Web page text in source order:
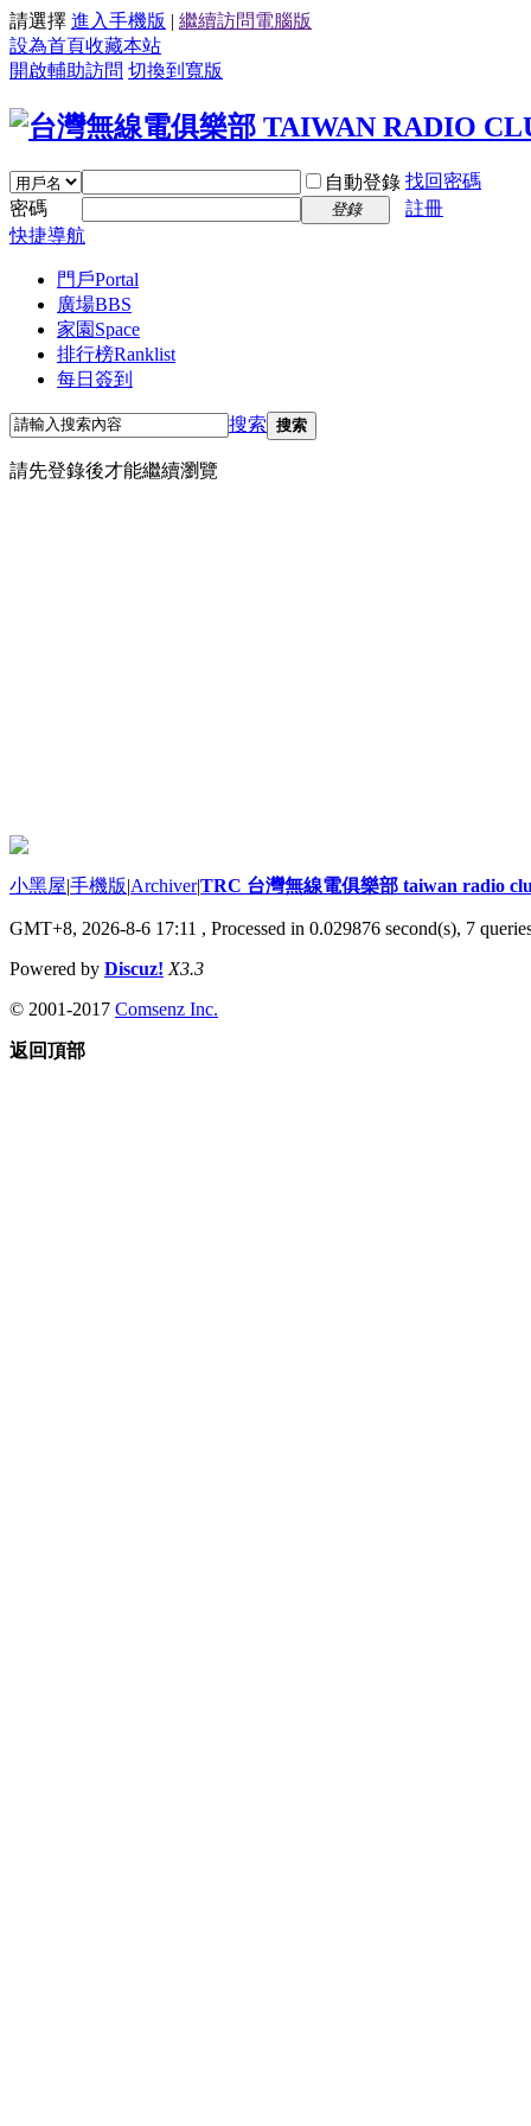
請選擇 進入手機版 | 繼續訪問電腦版
設為首頁收藏本站
開啟輔助訪問 切換到寬版
自動登錄 找回密碼
密碼
登錄
註冊
快捷導航
門戶Portal
廣場BBS
家園 Space
排行榜Ranklist
每日簽到
搜索 搜索
請先登錄後才能繼續瀏覽
小黑屋|手機版|Archiver|TRC 台灣無線電俱樂部 taiwan radio
GMT+8, 2026-8-6 17:11 , Processed in 0.029876 second(s), 7
Powered by Discuz! X3.3
© 2001-2017 Comsenz Inc.
返回頂部